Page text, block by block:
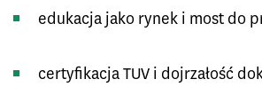
edukacja jako rynek i most do
certyfikacja TUV i dojrzałość